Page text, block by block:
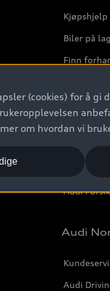
Kjøpshjelp
Biler på
Finn
Kontakt
Prislister
Leasing
Bilgarantier
Audi
Audi
Audi
(cookies) for å
om hvordan vi